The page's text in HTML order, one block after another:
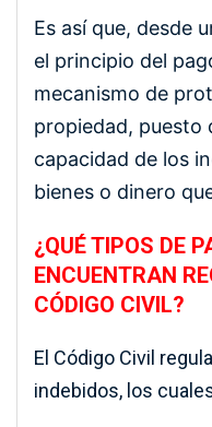
Es así que, desde
el principio del
mecanismo de
propiedad, puesto
capacidad de los
bienes o dinero
¿QUÉ TIPOS DE
ENCUENTRAN
CÓDIGO CIVIL?
El Código Civil
indebidos, los